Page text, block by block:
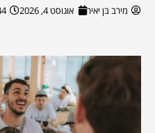
מירב בן יאיר אוגוסט 4, 2026